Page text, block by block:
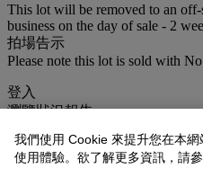
This lot will be removed to an off-
business on the day of sale - 2
拍場告示
Please note this lot is sold with
登入
瀏覽狀況報告
更多來自佳士得家
我們使用 Cookie 來提升您在本
使用體驗。欲了解更多資訊，請